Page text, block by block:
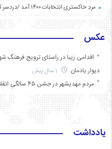
مردِ خاکستری انتخابات ۱۴۰۰ آمد /دردسر کلاب هاوس برای کاندیداها
عکس
اقدامی زیبا در راستای ترویج
دیوار یادمان
مردم مهدیشهر در جشن ۴۵ سالگیِ انقلاب
یادداشت